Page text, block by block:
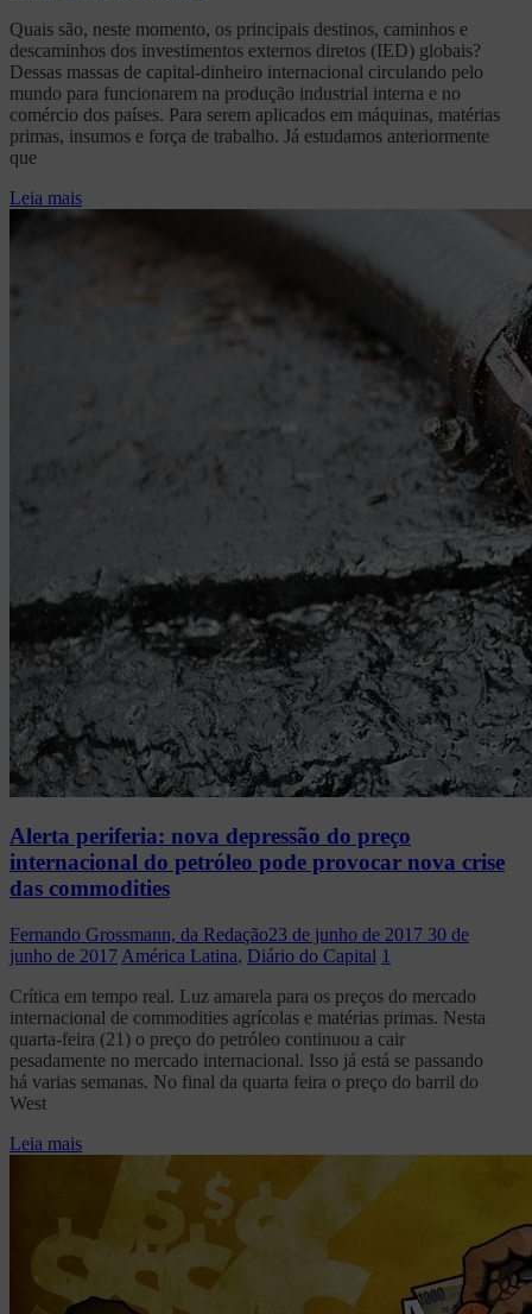
Quais são, neste momento, os principais destinos, caminhos e
descaminhos dos investimentos externos diretos (IED) globais?
Dessas massas de capital-dinheiro internacional circulando pelo
mundo para funcionarem na produção industrial interna e no
comércio dos países. Para serem aplicados em máquinas, matérias
primas, insumos e força de trabalho. Já estudamos anteriormente
que
Leia mais
Alerta periferia: nova depressão do preço
internacional do petróleo pode provocar nova crise
das commodities
Fernando Grossmann, da Redação23 de junho de 2017 30 de
junho de 2017 América Latina, Diário do Capital 1
Crítica em tempo real. Luz amarela para os preços do mercado
internacional de commodities agrícolas e matérias primas. Nesta
quarta-feira (21) o preço do petróleo continuou a cair
pesadamente no mercado internacional. Isso já está se passando
há varias semanas. No final da quarta feira o preço do barril do
West
Leia mais